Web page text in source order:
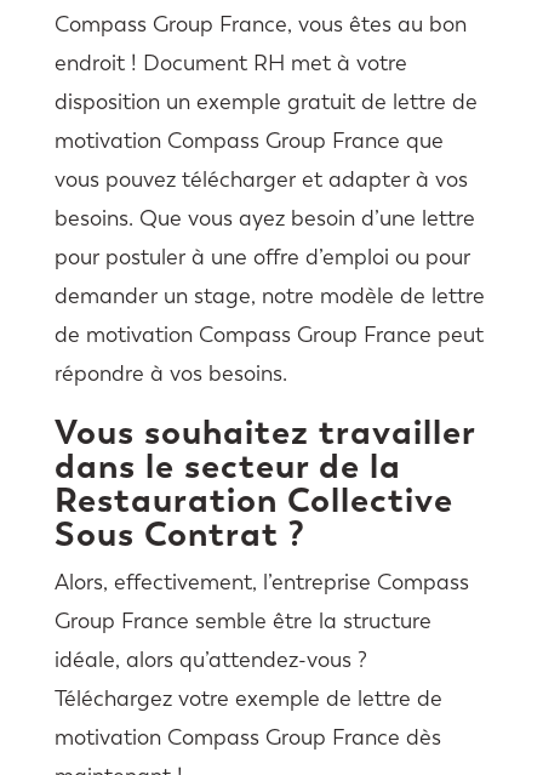
Compass Group France, vous êtes au bon
endroit ! Document RH met à votre
disposition un exemple gratuit de lettre de
motivation Compass Group France que
vous pouvez télécharger et adapter à vos
besoins. Que vous ayez besoin d’une lettre
pour postuler à une offre d’emploi ou pour
demander un stage, notre modèle de lettre
de motivation Compass Group France peut
répondre à vos besoins.
Vous souhaitez travailler
dans le secteur de la
Restauration Collective
Sous Contrat ?
Alors, effectivement, l’entreprise Compass
Group France semble être la structure
idéale, alors qu’attendez-vous ?
Téléchargez votre exemple de lettre de
motivation Compass Group France dès